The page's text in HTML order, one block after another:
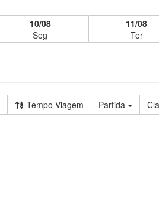
10/08
Seg
11/08
Ter
Tempo Viagem Partida